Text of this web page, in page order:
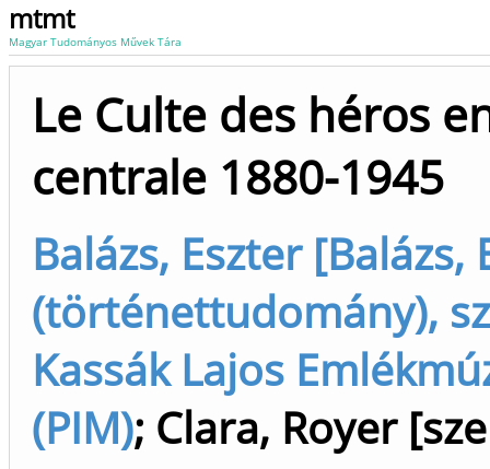
mtmt
Magyar Tudományos Művek Tára
Le Culte des héros
centrale 1880-1945
Balázs, Eszter [Balázs,
(történettudomány),
Kassák Lajos
(PIM); Clara, Royer